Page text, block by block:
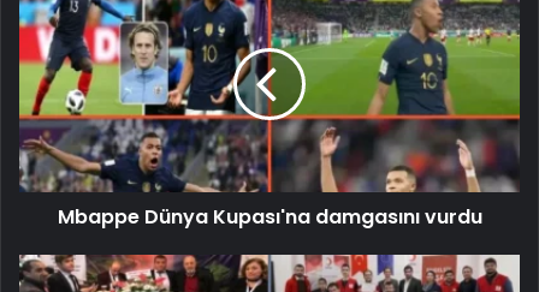
Mbappe Dünya Kupası'na damgasını vurdu